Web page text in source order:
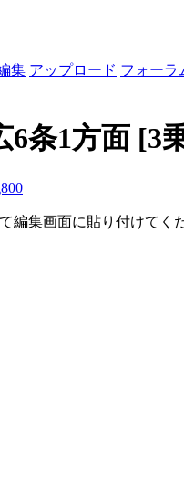
集 アップロード フォーラ
6条1方面 [3
編集画面に貼り付けてく